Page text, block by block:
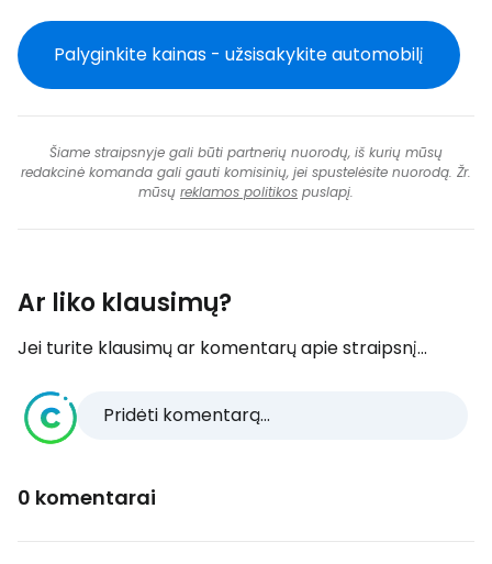
Palyginkite kainas - užsisakykite automobilį
Šiame straipsnyje gali būti partnerių nuorodų, iš kurių mūsų
redakcinė komanda gali gauti komisinių, jei spustelėsite nuorodą. Žr.
mūsų reklamos politikos puslapį.
Ar liko klausimų?
Jei turite klausimų ar komentarų apie straipsnį...
Pridėti komentarą...
0 komentarai